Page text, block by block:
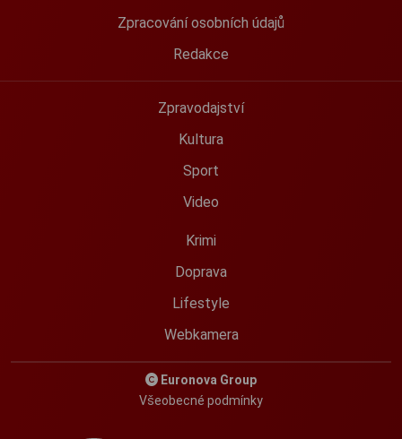
Zpracování osobních údajů
Redakce
Zpravodajství
Kultura
Sport
Video
Krimi
Doprava
Lifestyle
Webkamera
Euronova Group
Všeobecné podmínky